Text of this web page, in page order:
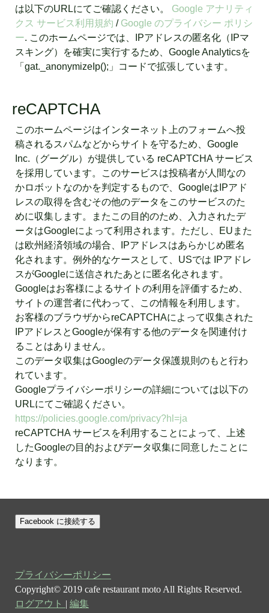
は以下のURLにてご確認ください。
Google アナリティ
クス サービス利用規約 / Google のプライバシー ポリシ
ー. このホームページでは、IPアドレスの匿名化（IPマ
スキング）を確実に実行するため、Google Analyticsを
「gat._anonymizeIp();」コードで拡張しています。
reCAPTCHA
このホームページはインターネット上のフォームへ投
稿されるスパムなどからサイトを守るため、Google
Inc.（グーグル）が提供している reCAPTCHA サービス
を採用しています。このサービスは投稿者が人間なの
かロボットなのかを判定するもので、GoogleはIPアド
レスの取得を含むその他のデータをこのサービスのた
めに収集します。またこの目的のため、入力されたデ
ータはGoogleによって利用されます。ただし、EUまた
は欧州経済領域の場合、IPアドレスはあらかじめ匿名
化されます。例外的なケースとして、USでは IPアドレ
スがGoogleに送信されたあとに匿名化されます。
Googleはお客様によるサイトの利用を評価するため、
サイトの運営者に代わって、この情報を利用します。
お客様のブラウザからreCAPTCHAによって収集された
IPアドレスとGoogleが保有する他のデータを関連付け
ることはありません。
このデータ収集はGoogleのデータ保護規則のもと行わ
れています。
Googleプライバシーポリシーの詳細については以下の
URLにてご確認ください。
https://policies.google.com/privacy?hl=ja
reCAPTCHA サービスを利用することによって、上述
したGoogleの目的およびデータ収集に同意したことに
なります。
Facebook に接続する
プライバシーポリシー
Copyright© 2019 cafe restaurant moto All Rights Reserved.
ログアウト | 編集